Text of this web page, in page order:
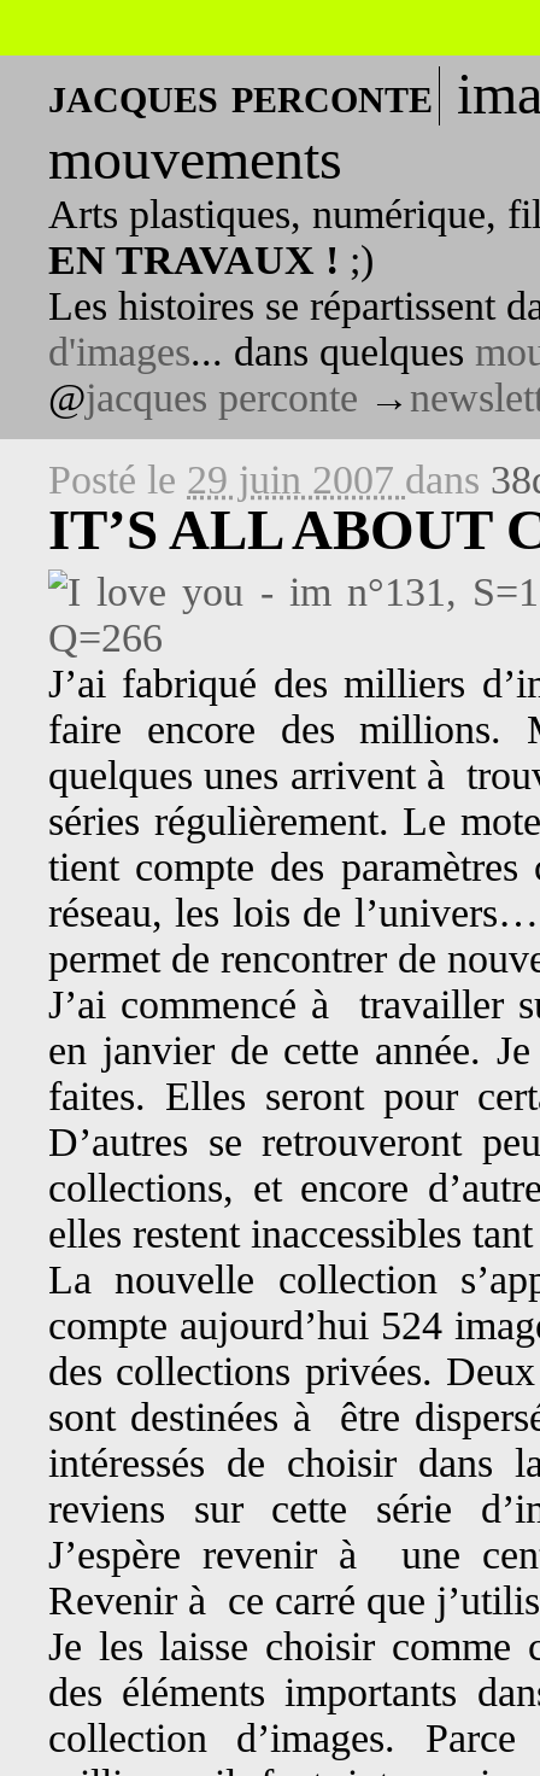
jacques perconte
mouvements
Arts plastiques, numérique,
EN TRAVAUX ! ;)
Les histoires se répartissent
d'images... dans quelques
@jacques perconte →
Posté le 29 juin 2007 dans
IT’S ALL ABOUT
J’ai fabriqué des milliers
faire encore des millions.
quelques unes arrivent à
séries régulièrement. Le
tient compte des
réseau, les lois de
permet de rencontrer de
J’ai commencé à travailler
en janvier de cette année.
faites. Elles seront pour
D’autres se retrouveront
collections, et encore
elles restent inaccessibles
La nouvelle collection
compte aujourd’hui 524
des collections privées.
sont destinées à être
intéressés de choisir dans
reviens sur cette série
J’espère revenir à une
Revenir à ce carré que
Je les laisse choisir comme
des éléments importants
collection d’images.